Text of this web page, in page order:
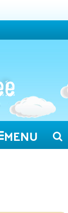
MENU